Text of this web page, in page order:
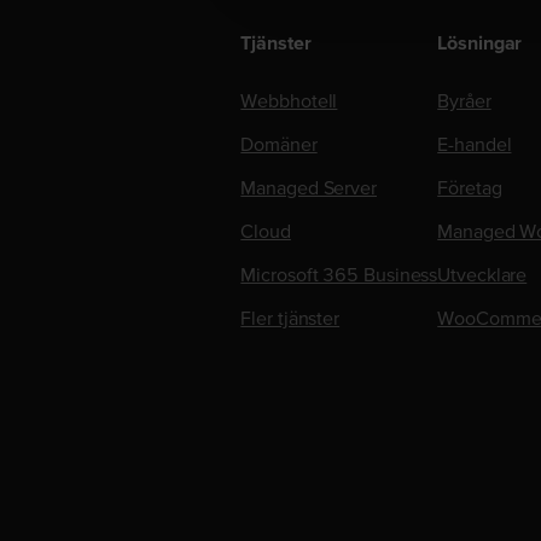
Tjänster
Webbhotell
Domäner
Managed Server
Cloud
Microsoft 365 Business
Fler tjänster
Lösningar
Byråer
E-handel
Företag
Managed
Utvecklare